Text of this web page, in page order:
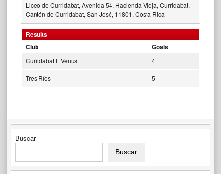
Liceo de Curridabat, Avenida 54, Hacienda Vieja, Curridabat,
Cantón de Curridabat, San José, 11801, Costa Rica
Results
Club
Goals
Curridabat F Venus 4
Tres Ríos 5
Buscar
Buscar